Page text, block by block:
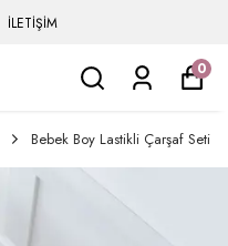
İLETİŞİM
0
Bebek Boy Lastikli Çarşaf Seti